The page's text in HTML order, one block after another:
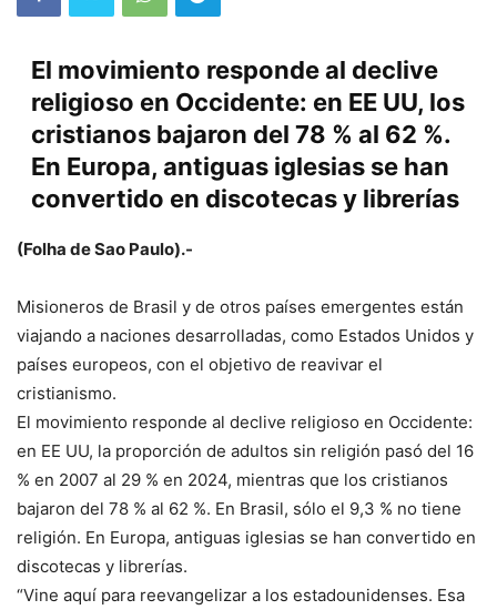
El movimiento responde al declive
religioso en Occidente: en EE UU, los
cristianos bajaron del 78 % al 62 %.
En Europa, antiguas iglesias se han
convertido en discotecas y librerías
(Folha de Sao Paulo).-
Misioneros de Brasil y de otros países emergentes están
viajando a naciones desarrolladas, como Estados Unidos y
países europeos, con el objetivo de reavivar el
cristianismo.
El movimiento responde al declive religioso en Occidente:
en EE UU, la proporción de adultos sin religión pasó del 16
% en 2007 al 29 % en 2024, mientras que los cristianos
bajaron del 78 % al 62 %. En Brasil, sólo el 9,3 % no tiene
religión. En Europa, antiguas iglesias se han convertido en
discotecas y librerías.
“Vine aquí para reevangelizar a los estadounidenses. Esa